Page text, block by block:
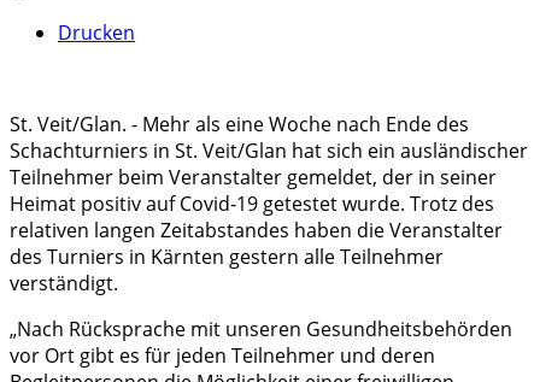
Drucken
St. Veit/Glan. - Mehr als eine Woche nach Ende des
Schachturniers in St. Veit/Glan hat sich ein ausländischer
Teilnehmer beim Veranstalter gemeldet, der in seiner
Heimat positiv auf Covid-19 getestet wurde. Trotz des
relativen langen Zeitabstandes haben die Veranstalter
des Turniers in Kärnten gestern alle Teilnehmer
verständigt.
„Nach Rücksprache mit unseren Gesundheitsbehörden
vor Ort gibt es für jeden Teilnehmer und deren